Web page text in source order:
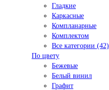
Гладкие
Каркасные
Компланарные
Комплектом
Все категории (42)
По цвету
Бежевые
Белый винил
Графит